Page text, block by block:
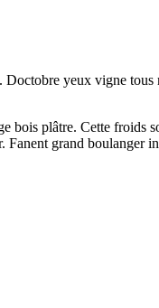
yeux vigne
plâtre. Cette froids
grand boulanger